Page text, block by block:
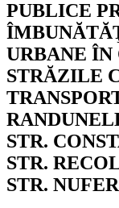
PUBLICE
URBANE ÎN
STRĂZILE
STR.
STR.
STR.